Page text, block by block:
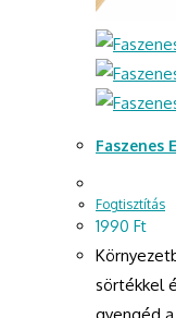
Faszenes
Fogtisztítás
1990 Ft
sörtékkel